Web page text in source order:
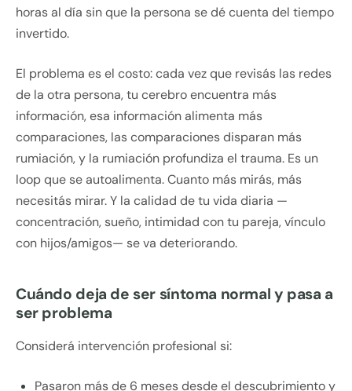
horas al día sin que la persona se dé cuenta del tiempo
invertido.
El problema es el costo: cada vez que revisás las redes
de la otra persona, tu cerebro encuentra más
información, esa información alimenta más
comparaciones, las comparaciones disparan más
rumiación, y la rumiación profundiza el trauma. Es un
loop que se autoalimenta. Cuanto más mirás, más
necesitás mirar. Y la calidad de tu vida diaria —
concentración, sueño, intimidad con tu pareja, vínculo
con hijos/amigos— se va deteriorando.
Cuándo deja de ser síntoma normal y pasa a
ser problema
Considerá intervención profesional si:
Pasaron más de 6 meses desde el descubrimiento y